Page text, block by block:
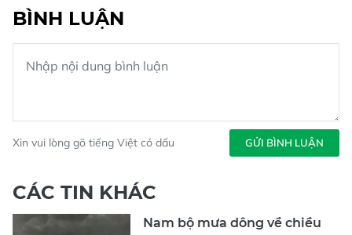
BÌNH LUẬN
Xin vui lòng gõ tiếng Việt có dấu GỬI BÌNH LUẬN
CÁC TIN KHÁC
Nam bộ mưa dông về chiều